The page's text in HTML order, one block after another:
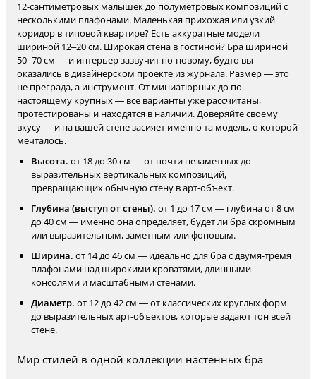
12-сантиметровых малышек до полуметровых композиций с
несколькими плафонами. Маленькая прихожая или узкий
коридор в типовой квартире? Есть аккуратные модели
шириной 12–20 см. Широкая стена в гостиной? Бра шириной
50–70 см — и интерьер зазвучит по-новому, будто вы
оказались в дизайнерском проекте из журнала. Размер — это
не преграда, а инструмент. От миниатюрных до по-
настоящему крупных — все варианты уже рассчитаны,
протестированы и находятся в наличии. Доверяйте своему
вкусу — и на вашей стене засияет именно та модель, о которой
мечталось.
Высота. от 18 до 30 см — от почти незаметных до
выразительных вертикальных композиций,
превращающих обычную стену в арт-объект.
Глубина (выступ от стены). от 1 до 17 см — глубина от 8 см
до 40 см — именно она определяет, будет ли бра скромным
или выразительным, заметным или фоновым.
Ширина. от 14 до 46 см — идеально для бра с двумя-тремя
плафонами над широкими кроватями, длинными
консолями и масштабными стенами.
Диаметр. от 12 до 42 см — от классических круглых форм
до выразительных арт-объектов, которые задают тон всей
стене.
Мир стилей в одной коллекции настенных бра